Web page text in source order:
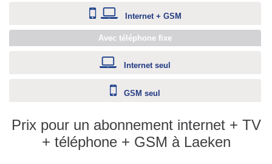
Internet + GSM
Avec téléphone fixe
Internet seul
GSM seul
Prix pour un abonnement internet + TV
+ téléphone + GSM à Laeken